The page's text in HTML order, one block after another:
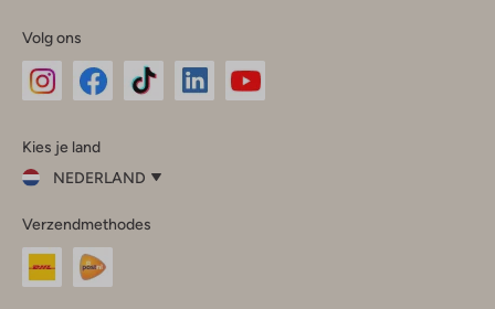
Volg ons
InstagramFacebook
Kies je land
NEDERLAND
je
land
Nederland
Verzendmethodes